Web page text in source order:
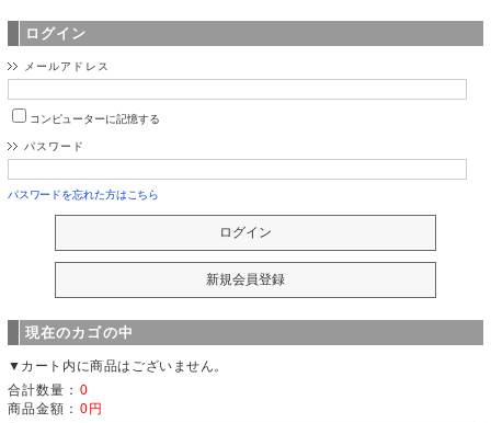
ログイン
メールアドレス
コンピューターに記憶する
パスワード
パスワードを忘れた方はこちら
現在のカゴの中
▼カート内に商品はございません。
合計数量： 0
商品金額： 0円